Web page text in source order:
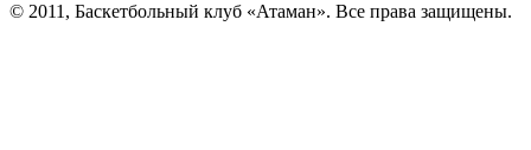
© 2011, Баскетбольный клуб «Атаман». Все права защищены.